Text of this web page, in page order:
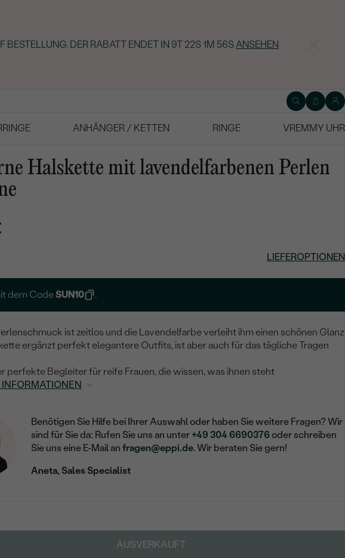
DER RABATT ENDET IN 9T 22S 1M 55SANSEHEN
ANHÄNGER / KETTEN RINGE
VREMMY UHR
Halskette mit lavendelfarbenen Perlen
LIEFEROPTIONEN
dem CodeSUN10 .
ist zeitlos und die Lavendelfarbe verleiht ihm einen schönen Glanz
ergänzt perfekt elegantere Outfits, ist aber auch für das tägliche Tragen
perfekte Begleiter für reife Frauen, die wissen, was ihnen steht
Benötigen Sie Hilfe bei Ihrer Auswahl oder haben Sie weitere Fragen? Wir
sind für Sie da: Rufen Sie uns an unter +49 304 6690376 oder schreiben
Sie uns eine E-Mail anfragen@eppi.de. Wir beraten Sie gern!
Aneta, Sales Specialist
AUSVERKAUFT